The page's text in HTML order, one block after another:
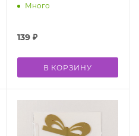
Много
139₽
В КОРЗИНУ